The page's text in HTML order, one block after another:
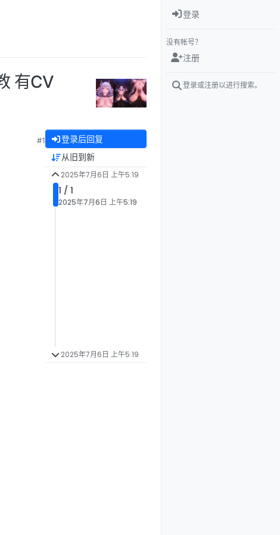
有CV
#1 登录后回复
从旧到新
2025年7月6日 上午5:19
1 / 1
2025年7月6日 上午5:19
2025年7月6日 上午5:19
登录
没有帐号？
注册
登录或注册以进行搜索。